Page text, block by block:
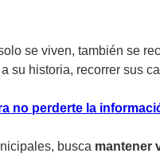
se viven, también se
su historia, recorrer sus
no perderte la
busca mantener